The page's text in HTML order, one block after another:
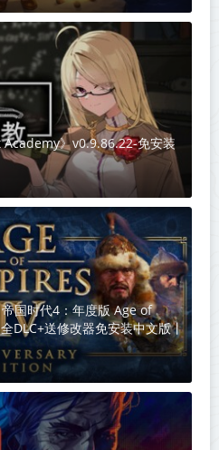
》v0.9.86.22-免安装
国时代4：年度版 Age of
DLC+送修改器免安装中文版丨